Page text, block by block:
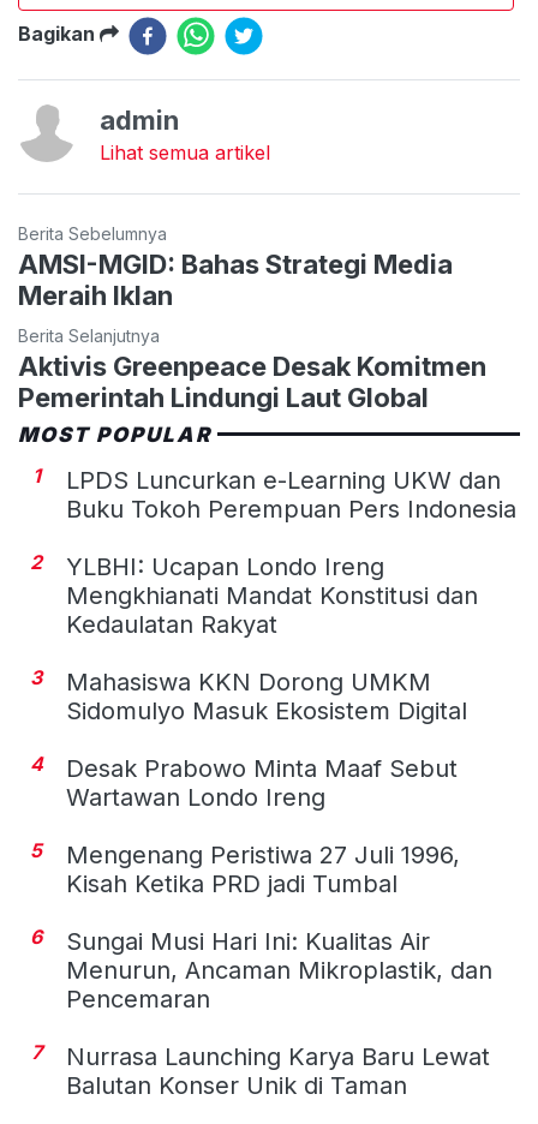
Bagikan
admin
Lihat semua artikel
Berita Sebelumnya
AMSI-MGID: Bahas Strategi Media
Meraih Iklan
Berita Selanjutnya
Aktivis Greenpeace Desak Komitmen
Pemerintah Lindungi Laut Global
MOST POPULAR
1
LPDS Luncurkan e-Learning UKW dan
Buku Tokoh Perempuan Pers Indonesia
2
YLBHI: Ucapan Londo Ireng
Mengkhianati Mandat Konstitusi dan
Kedaulatan Rakyat
3
Mahasiswa KKN Dorong UMKM
Sidomulyo Masuk Ekosistem Digital
4
Desak Prabowo Minta Maaf Sebut
Wartawan Londo Ireng
5
Mengenang Peristiwa 27 Juli 1996,
Kisah Ketika PRD jadi Tumbal
6
Sungai Musi Hari Ini: Kualitas Air
Menurun, Ancaman Mikroplastik, dan
Pencemaran
7
Nurrasa Launching Karya Baru Lewat
Balutan Konser Unik di Taman